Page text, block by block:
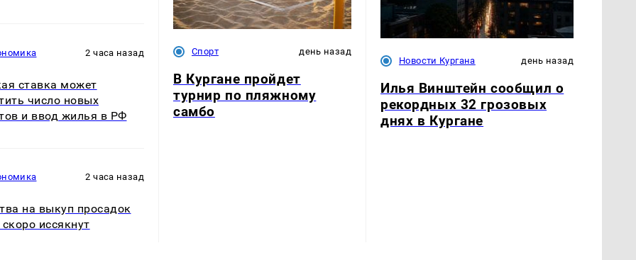
2 часа назад
ставка может
число новых
и ввод жилья в РФ
2 часа назад
на выкуп просадок
иссякнут
Спорт день назад
В Кургане пройдет
турнир по пляжному
самбо
Новости Кургана день назад
Илья Винштейн сообщил о
рекордных 32 грозовых
днях в Кургане